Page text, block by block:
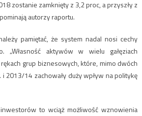
zostanie zamknięty z 3,2 proc, a przyszły z
autorzy raportu.
pamiętać, że system nadal nosi cechy
„Własność aktywów w wielu gałęziach
grup biznesowych, które, mimo dwóch
2013/14 zachowały duży wpływ na politykę
to wciąż możliwość wznowienia